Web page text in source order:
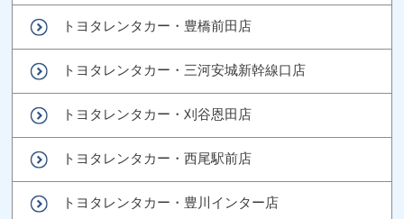
トヨタレンタカー・豊橋前田店
トヨタレンタカー・三河安城新幹線口店
トヨタレンタカー・刈谷恩田店
トヨタレンタカー・西尾駅前店
トヨタレンタカー・豊川インター店